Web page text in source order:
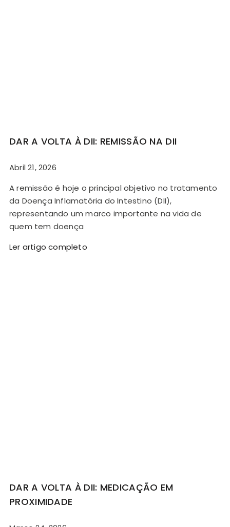
DAR A VOLTA À DII: REMISSÃO NA DII
Abril 21, 2026
A remissão é hoje o principal objetivo no tratamento
da Doença Inflamatória do Intestino (DII),
representando um marco importante na vida de
quem tem doença
Ler artigo completo
DAR A VOLTA À DII: MEDICAÇÃO EM
PROXIMIDADE